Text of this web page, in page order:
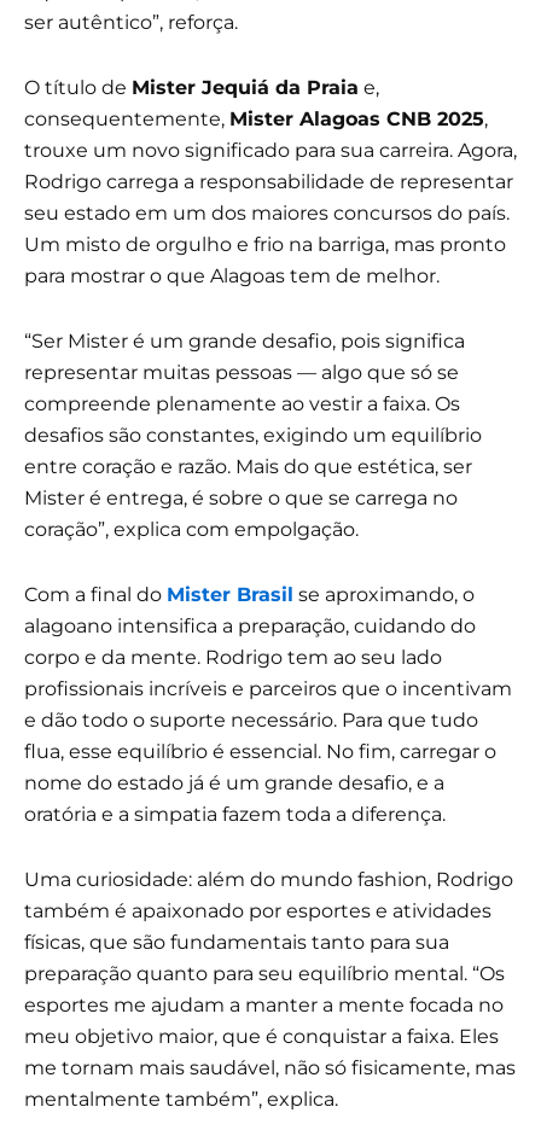
ser autêntico”, reforça.
O título de Mister Jequiá da Praia e,
consequentemente, Mister Alagoas CNB 2025,
trouxe um novo significado para sua carreira. Agora,
Rodrigo carrega a responsabilidade de representar
seu estado em um dos maiores concursos do país.
Um misto de orgulho e frio na barriga, mas pronto
para mostrar o que Alagoas tem de melhor.
“Ser Mister é um grande desafio, pois significa
representar muitas pessoas — algo que só se
compreende plenamente ao vestir a faixa. Os
desafios são constantes, exigindo um equilíbrio
entre coração e razão. Mais do que estética, ser
Mister é entrega, é sobre o que se carrega no
coração”, explica com empolgação.
Com a final do Mister Brasil se aproximando, o
alagoano intensifica a preparação, cuidando do
corpo e da mente. Rodrigo tem ao seu lado
profissionais incríveis e parceiros que o incentivam
e dão todo o suporte necessário. Para que tudo
flua, esse equilíbrio é essencial. No fim, carregar o
nome do estado já é um grande desafio, e a
oratória e a simpatia fazem toda a diferença.
Uma curiosidade: além do mundo fashion, Rodrigo
também é apaixonado por esportes e atividades
físicas, que são fundamentais tanto para sua
preparação quanto para seu equilíbrio mental. “Os
esportes me ajudam a manter a mente focada no
meu objetivo maior, que é conquistar a faixa. Eles
me tornam mais saudável, não só fisicamente, mas
mentalmente também”, explica.